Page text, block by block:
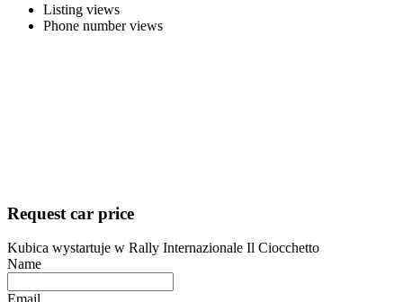
Listing views
Phone number views
Request car price
Kubica wystartuje w Rally Internazionale Il Ciocchetto
Name